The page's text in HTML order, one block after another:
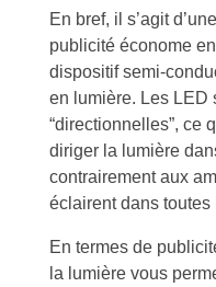
En bref, il s’agit
publicité économe
dispositif semi-
en lumière. Les LED
“directionnelles”, ce
diriger la lumière
contrairement aux
éclairent dans toutes
En termes de
la lumière vous